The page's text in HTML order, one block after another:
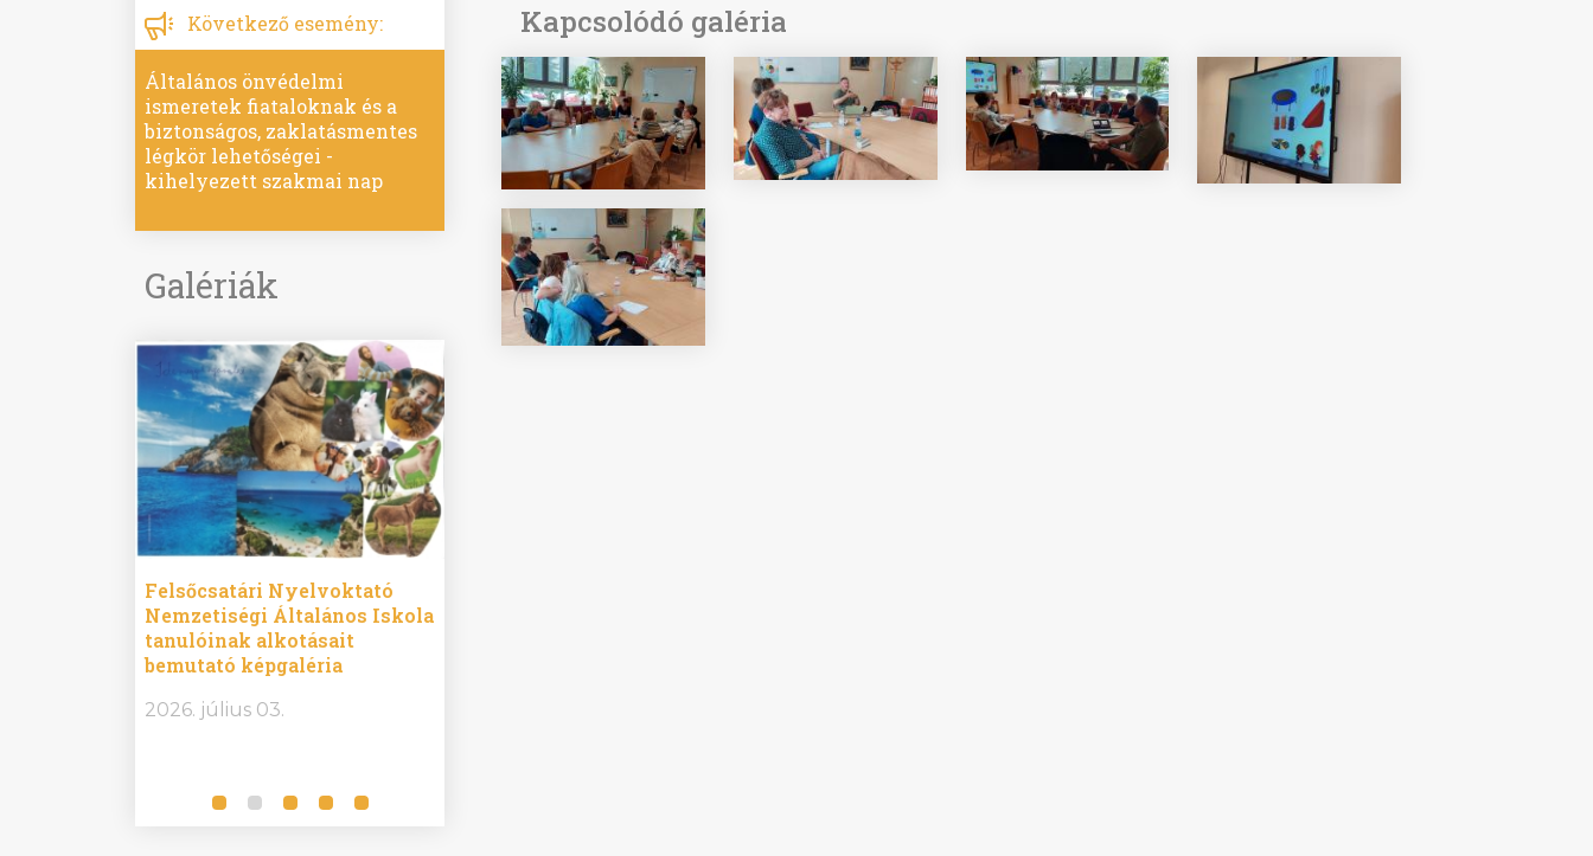
Következő esemény:
Általános önvédelmi
ismeretek fiataloknak és a
biztonságos, zaklatásmentes
légkör lehetőségei -
kihelyezett szakmai nap
Galériák
Felsőcsatári Nyelvoktató
Nemzetiségi Általános Iskola
tanulóinak alkotásait
bemutató képgaléria
2026. július 03.
Kapcsolódó galéria